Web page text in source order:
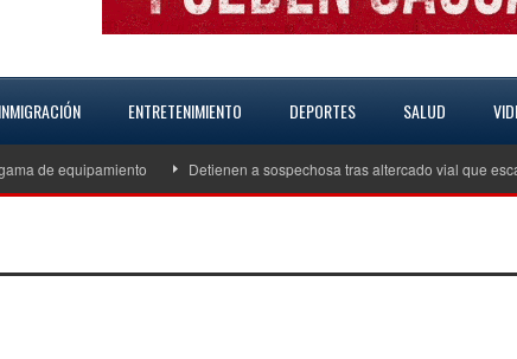
INMIGRACIÓN ENTRETENIMIENTO DEPORTES SALUD
de equipamiento Detienen a sospechosa tras altercado vial que